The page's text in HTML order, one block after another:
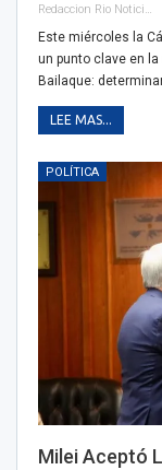
Este miércoles la
un punto clave en
Bailaque:
LEE MAS...
POLÍTICA
Milei Aceptó